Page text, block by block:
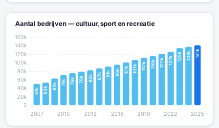
Aantal bedrijven — cultuur, sport en recreatie